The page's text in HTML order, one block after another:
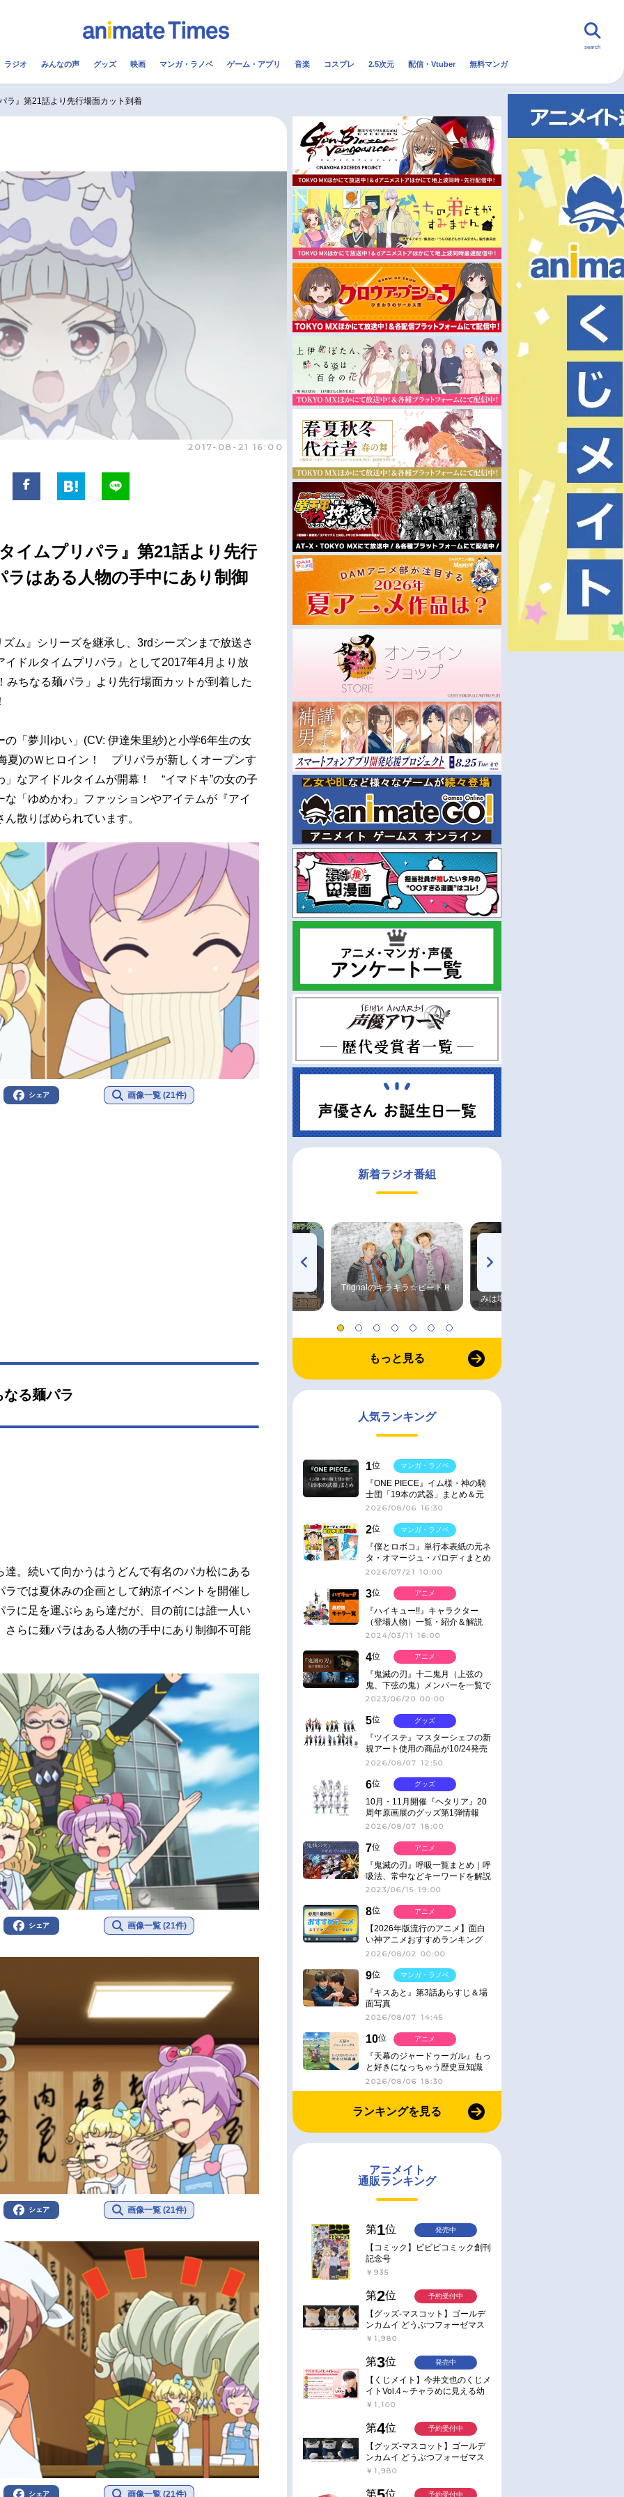
配信・Vtuber トレンド 無料マンガ
アニメ映画一覧
実写化映画一覧
男性声優/女性声優一覧
今期アニメ曜日別一覧 秋アニメ
冬アニメ
FOLLOW US
search
ラジオ みんなの声 グッズ 映画 マンガ・ラノベ ゲーム・アプリ 音楽 コスプレ 2.5次元 配信・Vtuber 無料マンガ
ラ』第21話より先行場面カット到着
2017-08-21 16:00
イムプリパラ』第21話より先行
ラはある人物の手中にあり制御
ム』シリーズを継承し、3rdシーズンまで放送さ
ドルタイムプリパラ』として2017年4月より放
ちなる麺パラ」より先行場面カットが到着した
「夢川ゆい」(CV: 伊達朱里紗)と小学6年生の女
夏)のＷヒロイン！ プリパラが新しくオープンす
」なアイドルタイムが開幕！ “イマドキ”の女の子
「ゆめかわ」ファッションやアイテムが『アイ
散りばめられています。
シェア 画像一覧 (21件)
る麺パラ
。続いて向かうはうどんで有名のパカ松にある
では夏休みの企画として納涼イベントを開催し
に足を運ぶらぁら達だが、目の前には誰一人い
らに麺パラはある人物の手中にあり制御不可能
シェア 画像一覧 (21件)
シェア 画像一覧 (21件)
シェア 画像一覧 (21件)
新着ラジオ番組
Trignalのキラキラ☆ビートＲ
みは塩だけ
もっと見る
人気ランキング
1位
『ONE PIECE』イム様・神の騎
士団「19本の武器」まとめ＆元
ネタ
2026/08/06 16:30
マンガ・ラノベ
2位
『僕とロボコ』単行本表紙の元ネ
タ・オマージュ・パロディまとめ
2026/07/21 10:00
マンガ・ラノベ
3位
『ハイキュー!!』キャラクター
（登場人物）一覧・紹介＆解説
2024/03/11 16:00
アニメ
4位
『鬼滅の刃』十二鬼月（上弦の
鬼、下弦の鬼）メンバーを一覧で
紹介＆解説（登場鬼の情報まと
2023/06/20 00:00
アニメ
5位
『ツイステ』マスターシェフの新
規アート使用の商品が10/24発売
2026/08/07 12:50
グッズ
6位
10月・11月開催『ヘタリア』20
周年原画展のグッズ第1弾情報
2026/08/07 18:00
グッズ
7位
『鬼滅の刃』呼吸一覧まとめ｜呼
吸法、常中などキーワードを解説
2023/06/15 19:00
アニメ
8位
【2026年版流行のアニメ】面白
い神アニメおすすめランキング
【名作・話題作】｜ジャンル別人
2026/08/02 00:00
アニメ
9位
『キスあと』第3話あらすじ＆場
面写真
2026/08/07 14:45
マンガ・ラノベ
10位
『天幕のジャードゥーガル』もっ
と好きになっちゃう歴史豆知識
2026/08/06 18:30
アニメ
ランキングを見る
アニメイト
通販ランキング
第1位
【コミック】ビビビコミック創刊
記念号
￥935
発売中
第2位
【グッズ-マスコット】ゴールデ
ンカムイ どうぶつフォーゼマス
コット 4.尾形百之助【再販】
￥1,980
予約受付中
第3位
【くじメイト】今井文也のくじメ
イトVol.4～チャラめに見える幼
馴染、実は一途で独占欲が強いん
￥1,100
発売中
第4位
【グッズ-マスコット】ゴールデ
ンカムイ どうぶつフォーゼマス
コット 5.月島軍曹【再販】
￥1,980
予約受付中
第 位 予約受付中